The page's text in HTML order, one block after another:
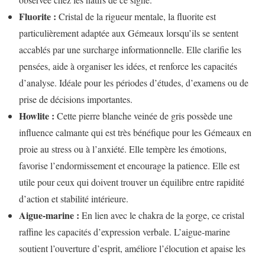
Fluorite : Cristal de la rigueur mentale, la fluorite est
particulièrement adaptée aux Gémeaux lorsqu’ils se sentent
accablés par une surcharge informationnelle. Elle clarifie les
pensées, aide à organiser les idées, et renforce les capacités
d’analyse. Idéale pour les périodes d’études, d’examens ou de
prise de décisions importantes.
Howlite : Cette pierre blanche veinée de gris possède une
influence calmante qui est très bénéfique pour les Gémeaux en
proie au stress ou à l’anxiété. Elle tempère les émotions,
favorise l’endormissement et encourage la patience. Elle est
utile pour ceux qui doivent trouver un équilibre entre rapidité
d’action et stabilité intérieure.
Aigue-marine : En lien avec le chakra de la gorge, ce cristal
raffine les capacités d’expression verbale. L’aigue-marine
soutient l’ouverture d’esprit, améliore l’élocution et apaise les